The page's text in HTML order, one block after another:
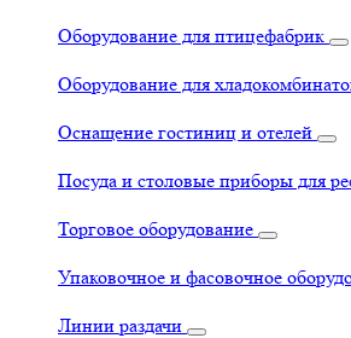
Оборудование для птицефабрик
Оборудование для
Оснащение гостиниц и отелей
Посуда и столовые приборы для
Торговое оборудование
Упаковочное и фасовочное
Линии раздачи